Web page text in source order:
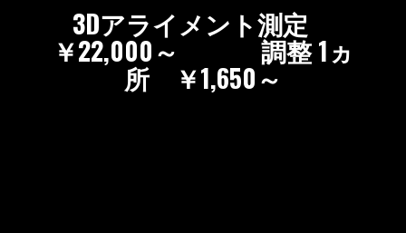
3Dアライメント測定
￥22,000～ 調整 1ヵ
所 ￥1,650～